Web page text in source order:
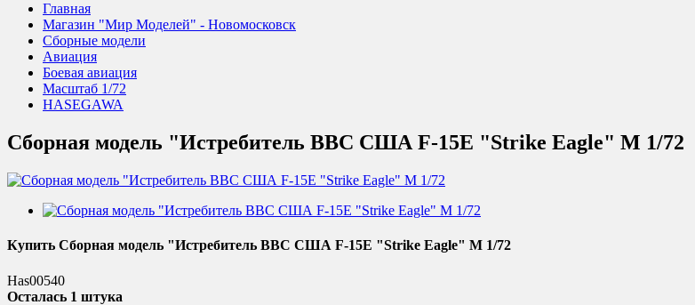
Главная
Магазин "Мир Моделей" - Новомосковск
Сборные модели
Авиация
Боевая авиация
Масштаб 1/72
HASEGAWA
Сборная модель "Истребитель ВВС США F-15E "Strike Eagle" М 1/72
Купить Сборная модель "Истребитель ВВС США F-15E "Strike Eagle" М 1/72
Has00540
Осталась 1 штука